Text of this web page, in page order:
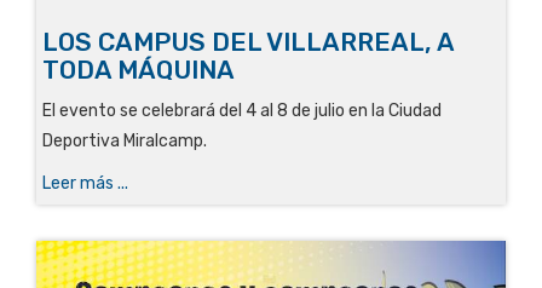
LOS CAMPUS DEL VILLARREAL, A
TODA MÁQUINA
El evento se celebrará del 4 al 8 de julio en la Ciudad
Deportiva Miralcamp.
Leer más ...